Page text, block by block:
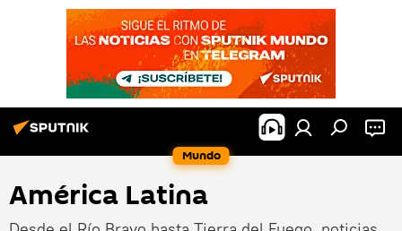
Mundo
América Latina